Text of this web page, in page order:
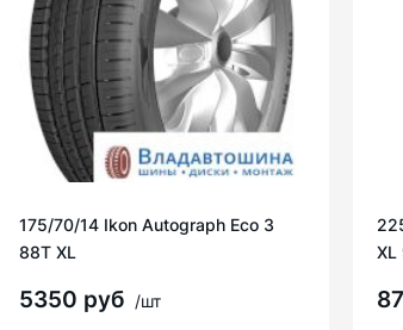
175/70/14 Ikon Autograph Eco 3
88T XL
5350 руб /шт
XL